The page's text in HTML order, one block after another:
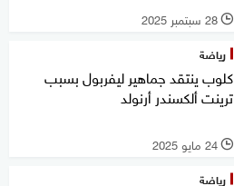
l 28 سبتمبر 2025
رياضة
كلوب ينتقد جماهير ليفربول بسبب
ترينت ألكسندر أرنولد
l 24 مايو 2025
رياضة